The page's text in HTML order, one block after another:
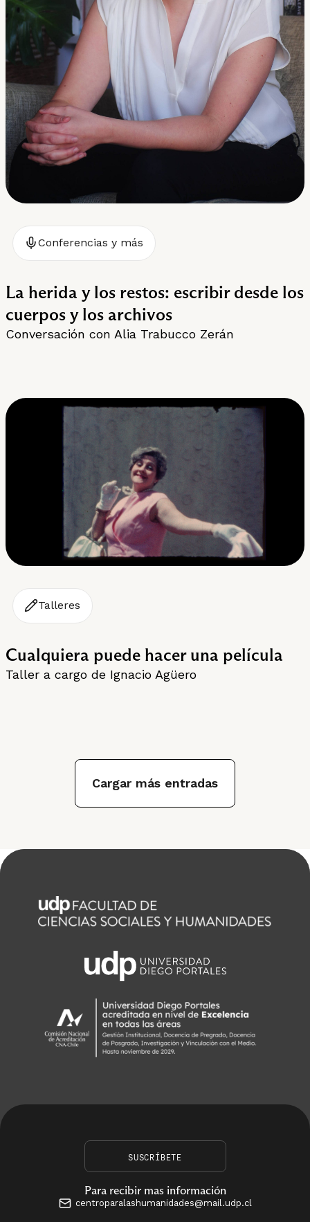
Conferencias y más
La herida y los restos: escribir desde los
cuerpos y los archivos
Conversación con Alia Trabucco Zerán
Talleres
Cualquiera puede hacer una película
Taller a cargo de Ignacio Agüero
Cargar más entradas
SUSCRÍBETE
Para recibir mas información
centroparalashumanidades@mail.udp.cl